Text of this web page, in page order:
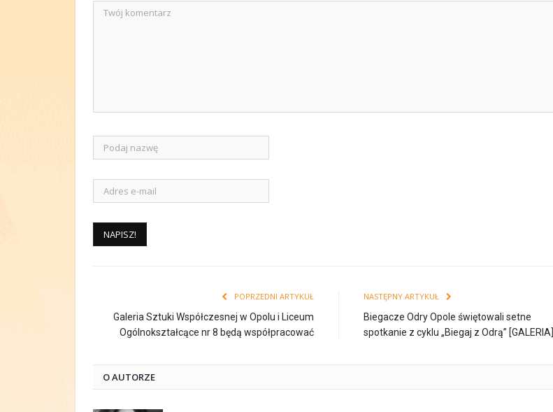
POPRZEDNI ARTYKUŁ
Galeria Sztuki Współczesnej w Opolu i Liceum
Ogólnokształcące nr 8 będą współpracować
NASTĘPNY ARTYKUŁ
Biegacze Odry Opole świętowali setne
spotkanie z cyklu „Biegaj z Odrą” [GALERIA]
O AUTORZE